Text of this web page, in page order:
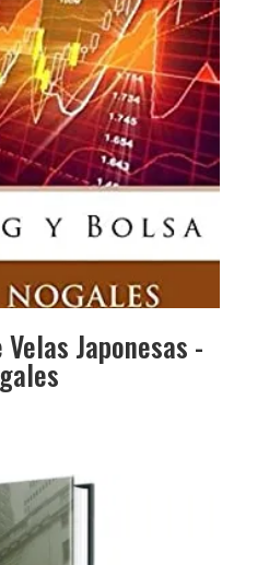
Japonesas -